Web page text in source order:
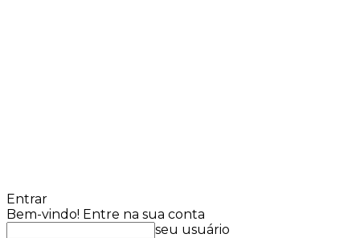
Entrar
Bem-vindo! Entre na sua conta
seu usuário